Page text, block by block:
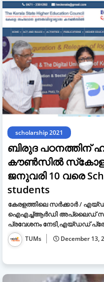
scholarship 2021
ബിരുദ
കൗണ്‍സില്‍
ജനുവരി 10 വരെ
students
കേരളത്തിലെ സർക്കാർ /
ഐഎച്ച്ആർഡി അപ്ലൈഡ്
പ്രവേശനം നേടി,എയ്ഡഡ്
TUMs December 13,